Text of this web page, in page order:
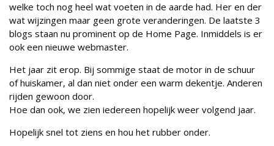
welke toch nog heel wat voeten in de aarde had. Her en der
wat wijzingen maar geen grote veranderingen. De laatste 3
blogs staan nu prominent op de Home Page. Inmiddels is er
ook een nieuwe webmaster.
Het jaar zit erop. Bij sommige staat de motor in de schuur
of huiskamer, al dan niet onder een warm dekentje. Anderen
rijden gewoon door.
Hoe dan ook, we zien iedereen hopelijk weer volgend jaar.
Hopelijk snel tot ziens en hou het rubber onder.